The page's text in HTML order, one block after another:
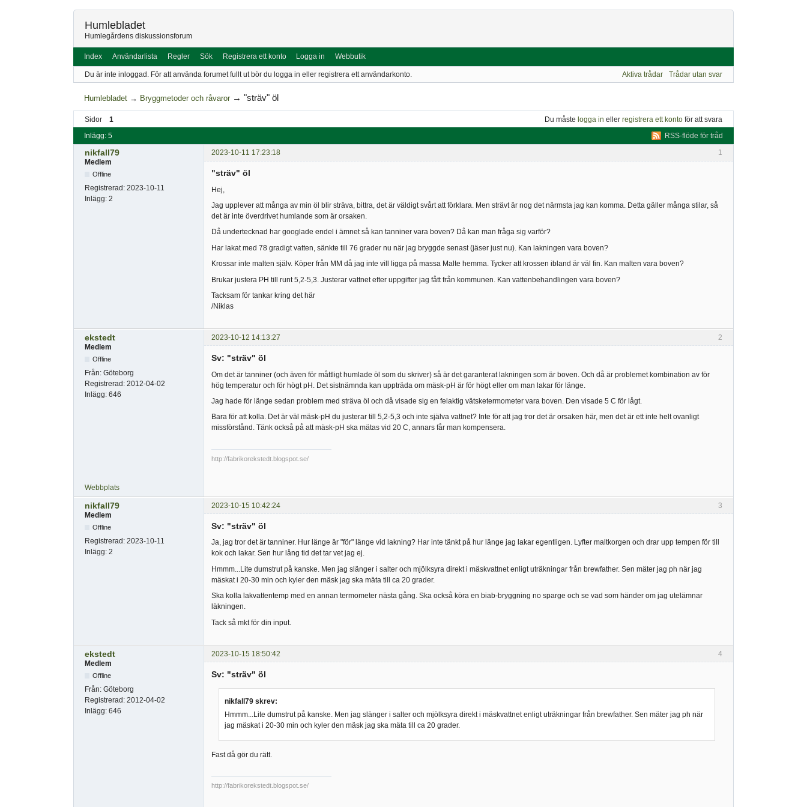
Humlebladet
Humlegårdens diskussionsforum
Index Användarlista Regler Sök Registrera ett konto Logga in Webbutik
Du är inte inloggad. För att använda forumet fullt ut bör du logga in eller registrera ett användarkonto. Aktiva trådar Trådar utan svar
Humlebladet → Bryggmetoder och råvaror →"sträv" öl
Sidor 1 Du måste logga in eller registrera ett konto för att svara
RSS-flöde för tråd
Inlägg: 5
1
nikfall79
2023-10-11 17:23:18
Medlem
Offline
Registrerad: 2023-10-11
Inlägg: 2
"sträv" öl
Hej,
Jag upplever att många av min öl blir sträva, bittra, det är väldigt svårt att förklara. Men strävt är nog det närmsta jag kan komma. Detta gäller många stilar, så
det är inte överdrivet humlande som är orsaken.
Då undertecknad har googlade endel i ämnet så kan tanniner vara boven? Då kan man fråga sig varför?
Har lakat med 78 gradigt vatten, sänkte till 76 grader nu när jag bryggde senast (jäser just nu). Kan lakningen vara boven?
Krossar inte malten själv. Köper från MM då jag inte vill ligga på massa Malte hemma. Tycker att krossen ibland är väl fin. Kan malten vara boven?
Brukar justera PH till runt 5,2-5,3. Justerar vattnet efter uppgifter jag fått från kommunen. Kan vattenbehandlingen vara boven?
Tacksam för tankar kring det här
/Niklas
2
ekstedt
2023-10-12 14:13:27
Medlem
Offline
Från: Göteborg
Registrerad: 2012-04-02
Inlägg: 646
Sv: "sträv" öl
Om det är tanniner (och även för måttligt humlade öl som du skriver) så är det garanterat lakningen som är boven. Och då är problemet kombination av för
hög temperatur och för högt pH. Det sistnämnda kan uppträda om mäsk-pH är för högt eller om man lakar för länge.
Jag hade för länge sedan problem med sträva öl och då visade sig en felaktig vätsketermometer vara boven. Den visade 5 C för lågt.
Bara för att kolla. Det är väl mäsk-pH du justerar till 5,2-5,3 och inte själva vattnet? Inte för att jag tror det är orsaken här, men det är ett inte helt ovanligt
missförstånd. Tänk också på att mäsk-pH ska mätas vid 20 C, annars får man kompensera.
http://fabrikorekstedt.blogspot.se/
Webbplats
3
nikfall79
2023-10-15 10:42:24
Medlem
Offline
Registrerad: 2023-10-11
Inlägg: 2
Sv: "sträv" öl
Ja, jag tror det är tanniner. Hur länge är "för" länge vid lakning? Har inte tänkt på hur länge jag lakar egentligen. Lyfter maltkorgen och drar upp tempen för till
kok och lakar. Sen hur lång tid det tar vet jag ej.
Hmmm...Lite dumstrut på kanske. Men jag slänger i salter och mjölksyra direkt i mäskvattnet enligt uträkningar från brewfather. Sen mäter jag ph när jag
mäskat i 20-30 min och kyler den mäsk jag ska mäta till ca 20 grader.
Ska kolla lakvattentemp med en annan termometer nästa gång. Ska också köra en biab-bryggning no sparge och se vad som händer om jag utelämnar
läkningen.
Tack så mkt för din input.
4
ekstedt
2023-10-15 18:50:42
Medlem
Offline
Från: Göteborg
Registrerad: 2012-04-02
Inlägg: 646
Sv: "sträv" öl
nikfall79 skrev:
Hmmm...Lite dumstrut på kanske. Men jag slänger i salter och mjölksyra direkt i mäskvattnet enligt uträkningar från brewfather. Sen mäter jag ph när
jag mäskat i 20-30 min och kyler den mäsk jag ska mäta till ca 20 grader.
Fast då gör du rätt.
http://fabrikorekstedt.blogspot.se/